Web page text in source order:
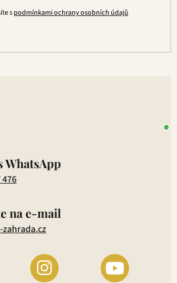
spodmínkami ochrany osobních údajů
WhatsApp
476
na e-mail